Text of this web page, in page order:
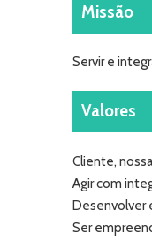
Missão
Servir e
Valores
Cliente,
Agir com
Desenvolver
Ser